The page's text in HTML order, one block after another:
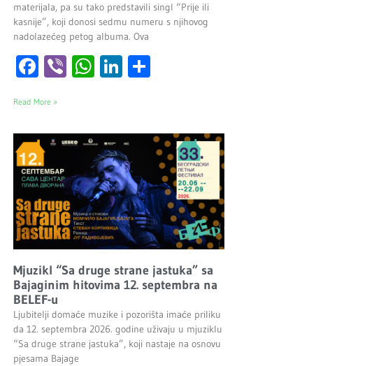
materijala, pa su tako predstavili singl “Prije ili
kasnije”, koji donosi sedmu numeru s njihovog
nadolazećeg petog albuma. Ova
Facebook
ViberWhatsApp
LinkedIn
Read More »
Mjuzikl “Sa druge strane jastuka” sa
Bajaginim hitovima 12. septembra na
BELEF-u
Ljubitelji domaće muzike i pozorišta imaće priliku
da 12. septembra 2026. godine uživaju u mjuziklu
“Sa druge strane jastuka”, koji nastaje na osnovu
pjesama Bajage